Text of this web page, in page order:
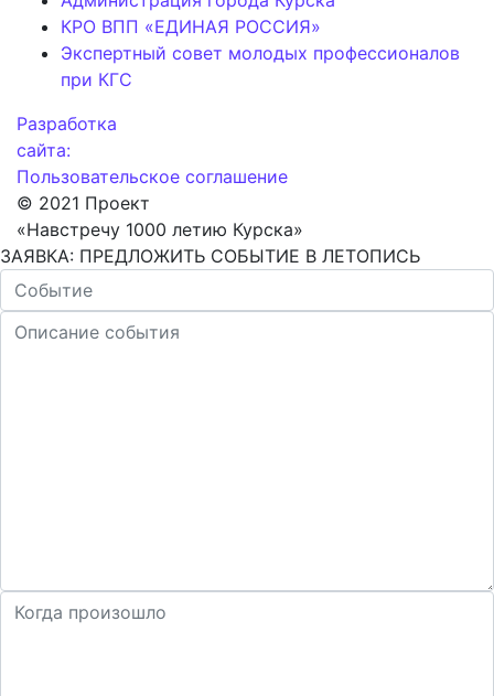
КРО ВПП «ЕДИНАЯ РОССИЯ»
Экспертный совет молодых профессионалов
при КГС
Разработка
сайта:
Пользовательское соглашение
© 2021 Проект
«Навстречу 1000 летию Курска»
ЗАЯВКА: ПРЕДЛОЖИТЬ СОБЫТИЕ В ЛЕТОПИСЬ